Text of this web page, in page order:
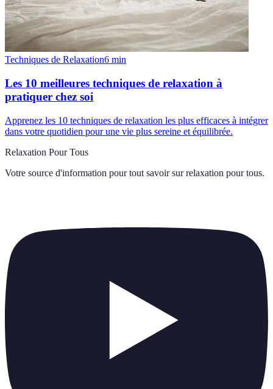
Techniques de Relaxation6 min
Les 10 meilleures techniques de relaxation à
pratiquer chez soi
Apprenez les 10 techniques de relaxation les plus efficaces à intégrer
dans votre quotidien pour une vie plus sereine et équilibrée.
Relaxation Pour Tous
Votre source d'information pour tout savoir sur relaxation pour tous.